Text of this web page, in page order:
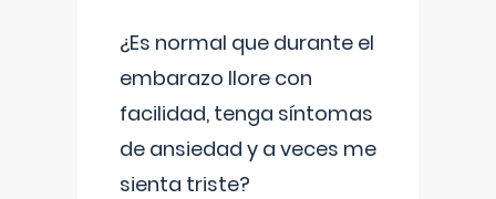
¿Es normal que durante el
embarazo llore con
facilidad, tenga síntomas
de ansiedad y a veces me
sienta triste?